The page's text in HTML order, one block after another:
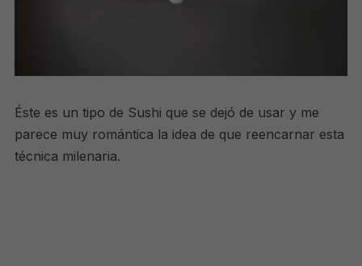
Éste es un tipo de Sushi que se dejó de usar y me
parece muy romántica la idea de que reencarnar esta
técnica milenaria.